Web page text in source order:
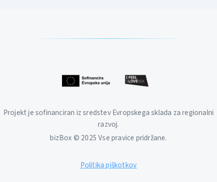
Projekt je sofinanciran iz sredstev Evropskega sklada za regionalni
razvoj.
bizBox © 2025 Vse pravice pridržane.
Politika piškotkov